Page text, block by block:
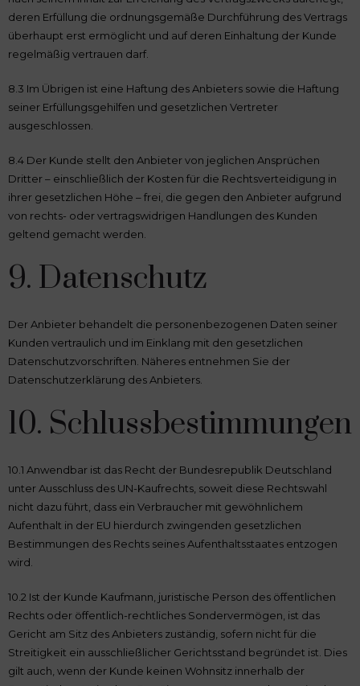
deren Erfüllung die ordnungsgemäße Durchführung des Vertrags
überhaupt erst ermöglicht und auf deren Einhaltung der Kunde
regelmäßig vertrauen darf.
8.3 Im Übrigen ist eine Haftung des Anbieters sowie die Haftung
seiner Erfüllungsgehilfen und gesetzlichen Vertreter
ausgeschlossen.
8.4 Der Kunde stellt den Anbieter von jeglichen Ansprüchen
Dritter – einschließlich der Kosten für die Rechtsverteidigung in
ihrer gesetzlichen Höhe – frei, die gegen den Anbieter aufgrund
von rechts- oder vertragswidrigen Handlungen des Kunden
geltend gemacht werden.
9. Datenschutz
Der Anbieter behandelt die personenbezogenen Daten seiner
Kunden vertraulich und im Einklang mit den gesetzlichen
Datenschutzvorschriften. Näheres entnehmen Sie der
Datenschutzerklärung des Anbieters.
10. Schlussbestimmungen
10.1 Anwendbar ist das Recht der Bundesrepublik Deutschland
unter Ausschluss des UN-Kaufrechts, soweit diese Rechtswahl
nicht dazu führt, dass ein Verbraucher mit gewöhnlichem
Aufenthalt in der EU hierdurch zwingenden gesetzlichen
Bestimmungen des Rechts seines Aufenthaltsstaates entzogen
wird.
10.2 Ist der Kunde Kaufmann, juristische Person des öffentlichen
Rechts oder öffentlich-rechtliches Sondervermögen, ist das
Gericht am Sitz des Anbieters zuständig, sofern nicht für die
Streitigkeit ein ausschließlicher Gerichtsstand begründet ist. Dies
gilt auch, wenn der Kunde keinen Wohnsitz innerhalb der